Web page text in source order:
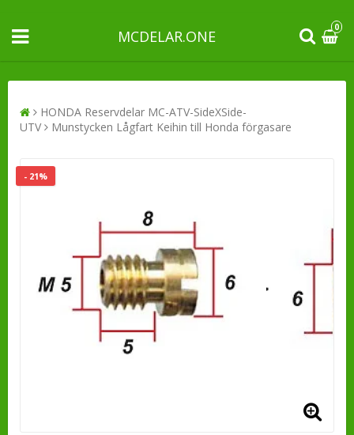
MCDELAR.ONE
0
HONDA Reservdelar MC-ATV-SideXSide-
UTV
Munstycken Lågfart Keihin till Honda förgasare
- 21%